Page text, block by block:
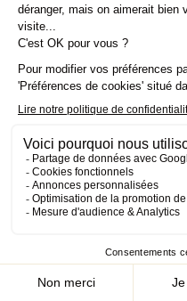
Appel d'offres
Presse
Agréments et habilitations
Mentions légales
Politique de cookies et de